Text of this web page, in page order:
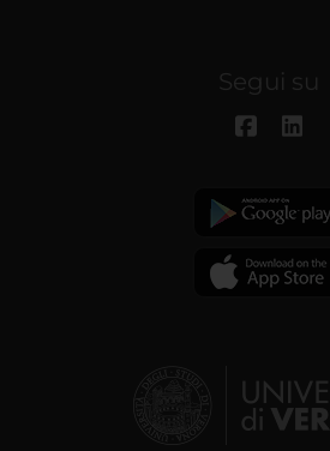
Segui su